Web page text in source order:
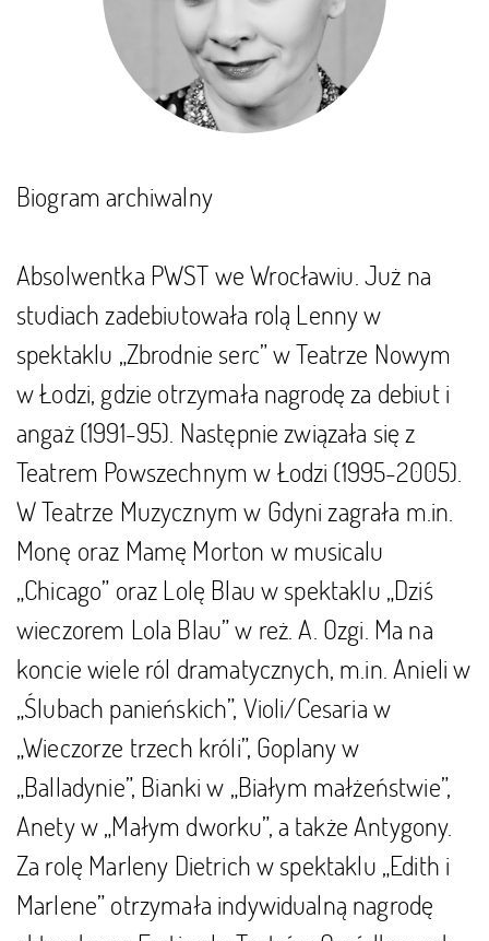
Biogram archiwalny
Absolwentka PWST we Wrocławiu. Już na
studiach zadebiutowała rolą Lenny w
spektaklu „Zbrodnie serc” w Teatrze Nowym
w Łodzi, gdzie otrzymała nagrodę za debiut i
angaż (1991-95). Następnie związała się z
Teatrem Powszechnym w Łodzi (1995-2005).
W Teatrze Muzycznym w Gdyni zagrała m.in.
Monę oraz Mamę Morton w musicalu
„Chicago” oraz Lolę Blau w spektaklu „Dziś
wieczorem Lola Blau” w reż. A. Ozgi. Ma na
koncie wiele ról dramatycznych, m.in. Anieli w
„Ślubach panieńskich”, Violi/Cesaria w
„Wieczorze trzech króli”, Goplany w
„Balladynie”, Bianki w „Białym małżeństwie”,
Anety w „Małym dworku”, a także Antygony.
Za rolę Marleny Dietrich w spektaklu „Edith i
Marlene” otrzymała indywidualną nagrodę